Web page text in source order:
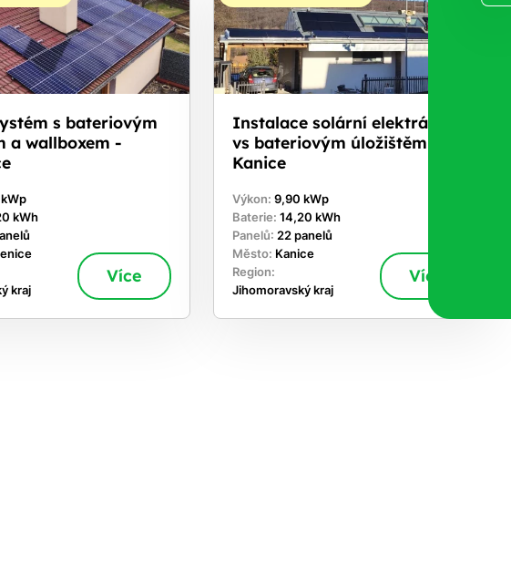
s bateriovým
a wallboxem -
kWh
kraj
Více
Instalace solární elektrárny
vs bateriovým úložištěm -
Kanice
Výkon: 9,90 kWp
Baterie: 14,20 kWh
Panelů: 22 panelů
Město: Kanice
Region:
Jihomoravský kraj
Více